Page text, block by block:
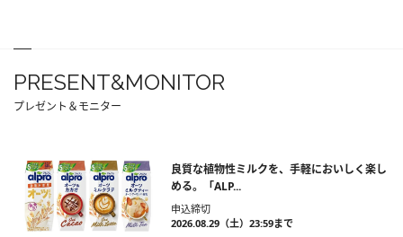
PRESENT&MONITOR
プレゼント＆モニター
良質な植物性ミルクを、手軽においしく楽し
める。「ALP...
申込締切
2026.08.29（土）23:59まで